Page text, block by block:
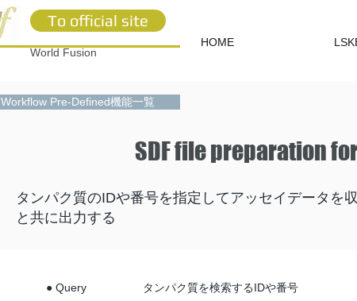
To official site
World Fusion
HOME
Workflow Pre-Defined機能一覧
SDF file preparation
タンパク質のIDや番号を指定してアッセイデータを
と共に出力する
● Query タンパク質を検索するIDや番号